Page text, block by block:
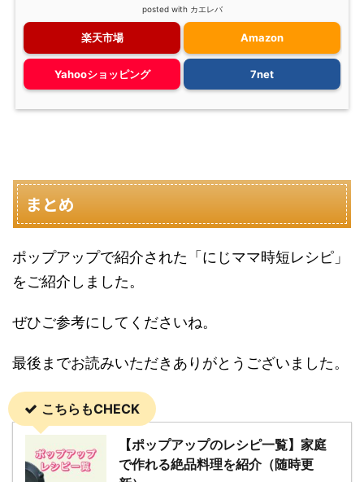
posted with カエレバ
楽天市場 Amazon
Yahooショッピング 7net
まとめ
ポップアップで紹介された「にじママ時短レシピ」
をご紹介しました。
ぜひご参考にしてくださいね。
最後までお読みいただきありがとうございました。
こちらもCHECK
【ポップアップのレシピ一覧】家庭
で作れる絶品料理を紹介（随時更